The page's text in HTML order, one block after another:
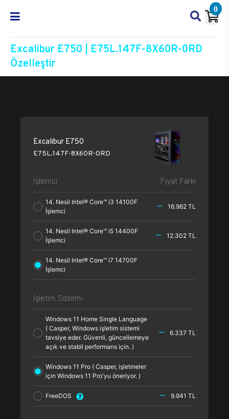
0
Excalibur E750 | E75L.147F-8X60R-0RD
Özelleştir
Excalibur E750
E75L.147F-8X60R-0RD
İşlemci Fiyat Farkı
14. Nesil Intel® Core™ i3 14100F
İşlemci
16.962 TL
14. Nesil Intel® Core™ i5 14400F
İşlemci
12.302 TL
14. Nesil Intel® Core™ i7 14700F
İşlemci
İşletim Sistemi
Windows 11 Home Single Language
( Casper, Windows işletim sistemi
tavsiye eder. Güvenli, güncellemeye
açık ve stabil performans için. )
6.337 TL
Windows 11 Pro ( Casper, işletmeler
için Windows 11 Pro'yu öneriyor. )
FreeDOS 9.941 TL